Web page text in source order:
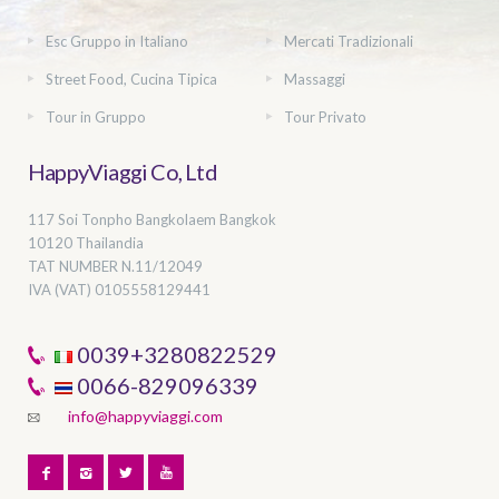
Esc Gruppo in Italiano Mercati Tradizionali
Street Food, Cucina Tipica Massaggi
Tour in Gruppo Tour Privato
HappyViaggi Co, Ltd
117 Soi Tonpho Bangkolaem Bangkok
10120 Thailandia
TAT NUMBER N.11/12049
IVA (VAT) 0105558129441
0039+3280822529
0066-829096339
info@happyviaggi.com